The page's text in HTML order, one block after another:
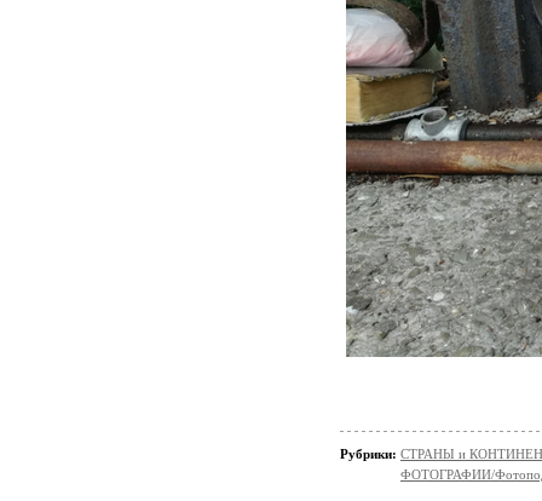
Рубрики: СТРАНЫ и
ФОТОГРАФИИ/